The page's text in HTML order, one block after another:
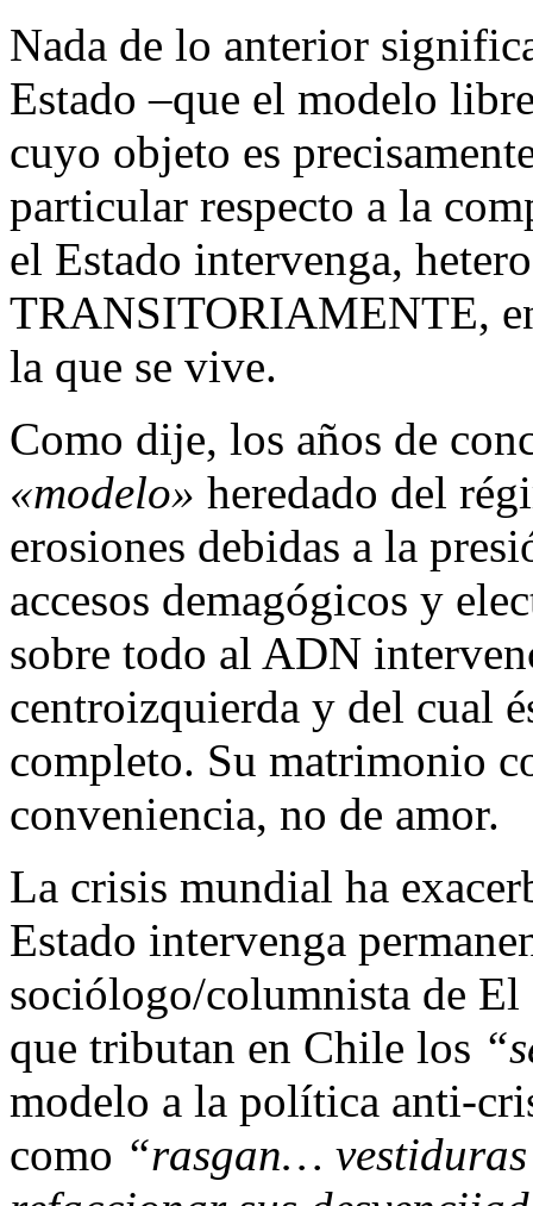
Nada de lo anterior
Estado –que el modelo
cuyo objeto es
particular respecto a la
el Estado intervenga,
TRANSITORIAMENTE,
la que se vive.
Como dije, los años de
«modelo» heredado del
erosiones debidas a la
accesos demagógicos y
sobre todo al ADN
centroizquierda y del cual
completo. Su matrimonio
conveniencia, no de amor.
La crisis mundial ha
Estado intervenga
sociólogo/columnista de
que tributan en Chile los
modelo a la política anti-
como “rasgan…